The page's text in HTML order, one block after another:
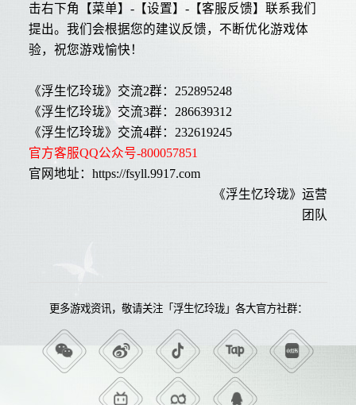
击右下角【菜单】-【设置】-【客服反馈】联系我们
提出。我们会根据您的建议反馈，不断优化游戏体
验，祝您游戏愉快！
《浮生忆玲珑》交流2群：252895248
《浮生忆玲珑》交流3群：286639312
《浮生忆玲珑》交流4群：232619245
官方客服QQ公众号-800057851
官网地址：https://fsyll.9917.com
《浮生忆玲珑》运营
团队
更多游戏资讯，敬请关注「浮生忆玲珑」各大官方社群：